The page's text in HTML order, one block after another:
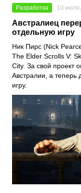
Разработка 10
Австралиец
отдельную игру
Ник Пирс (Nick
The Elder Scrolls V:
City. За свой проект
Австралии, а
игру.